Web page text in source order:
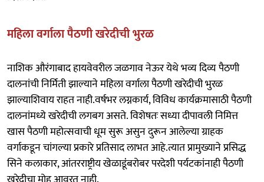
महिला वर्गाला पैठणी खरेदीची भुरळ
नाशिक औरंगाबाद हायवेवरील जळगाव नेऊर येथे भव्य दिव्य पैठणी
दालनांची निर्मिती झाल्याने महिला वर्गाला पैठणी खरेदीची भुरळ
झाल्याशिवाय राहत नाही.वर्षभर लग्नकार्य, विविध कार्यक्रमासाठी पैठणी
दालनांमध्ये खरेदीची लगबग असते. विशेषतः सध्या दीपावली निमित्त
खास पैठणी महोत्सवाची धूम सुरू असुन दुरून आलेल्या ग्राहक
वर्गाकडून चांगल्या प्रकारे प्रतिसाद लाभत आहे.त्यात प्रामुख्याने प्रसिद्ध
सिने कलाकार, आंतरराष्ट्रीय खेळाडूंंबरोबर परदेशी पर्यटकांनाही पैठणी